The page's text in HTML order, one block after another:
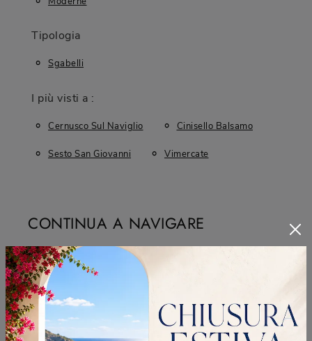
Tipologia
Sgabelli
I più visti a :
Cernusco Sul Naviglio Cinisello Balsamo
Sesto San Giovanni Vimercate
CONTINUA A NAVIGARE
Sedie Bontempi Cernusco Sul Naviglio
Sedie Bontempi Cinisello Balsamo
Sedie Bontempi Sesto San Giovanni